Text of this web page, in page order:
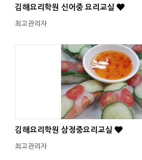
김해요리학원 신어중 요리교실
최고관리자
김해요리학원 삼정중요리교실
최고관리자